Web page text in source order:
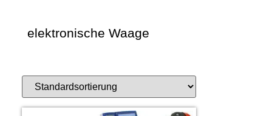
elektronische Waage